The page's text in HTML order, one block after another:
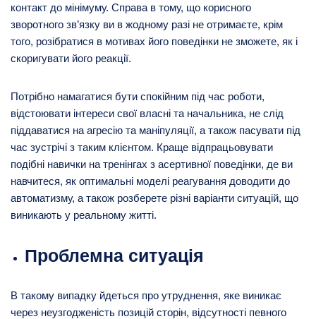
контакт до мінімуму. Справа в тому, що корисного
зворотного зв’язку ви в жодному разі не отримаєте, крім
того, розібратися в мотивах його поведінки не зможете, як і
скоригувати його реакції.
Потрібно намагатися бути спокійним під час роботи,
відстоювати інтереси свої власні та начальника, не слід
піддаватися на агресію та маніпуляції, а також пасувати під
час зустрічі з таким клієнтом. Краще відпрацьовувати
подібні навички на тренінгах з асертивної поведінки, де ви
навчитеся, як оптимальні моделі реагування доводити до
автоматизму, а також розберете різні варіанти ситуацій, що
виникають у реальному житті.
Проблемна ситуація
В такому випадку йдеться про утруднення, яке виникає
через неузгодженість позицій сторін, відсутності певного